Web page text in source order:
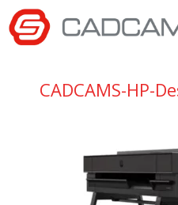
Aller
au
contenu
CADCAMS-HP-